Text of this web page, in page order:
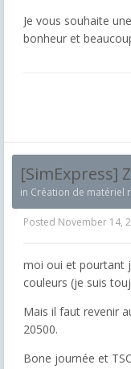
Je vous souhaite
bonheur et
[SimExpress]
in Création de matériel
Posted November 14,
moi oui et pourtant
couleurs (je suis
Mais il faut revenir
20500.
Bone journée et